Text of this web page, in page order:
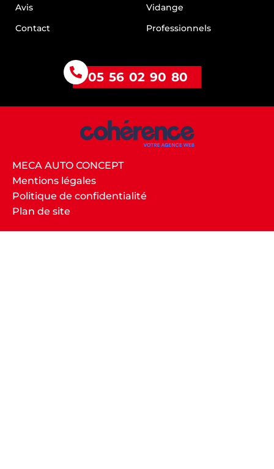
Avis
Contact
Vidange
Professionnels
05 56 02 90 80
MECA AUTO CONCEPT
Mentions légales
Politique de confidentialité
Plan de site